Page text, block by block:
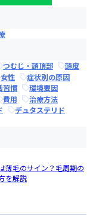
つむじ・頭頂部
頭皮
女性
症状別の原因
習慣
環境要因
費用
治療方法
デュタステリド
薄毛のサイン？毛周期の
を解説